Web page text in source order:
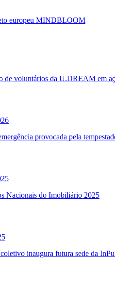
europeu MINDBLOOM
de voluntários da U.DREAM em
provocada pela
Nacionais do Imobiliário 2025
inaugura futura sede da